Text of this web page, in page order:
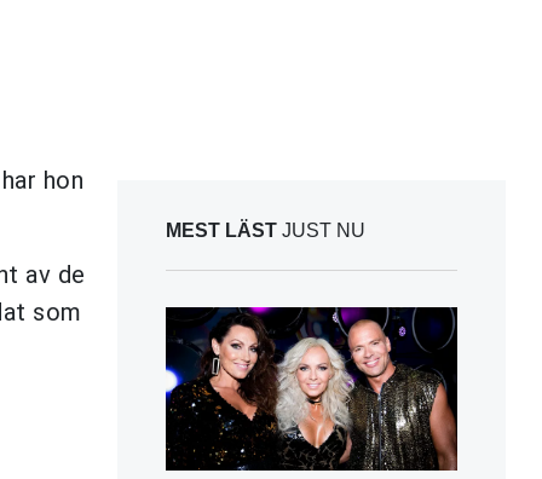
hon
av de
som
MEST LÄST JUST NU